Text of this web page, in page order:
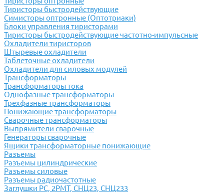
Тиристоры быстродействующие
Симисторы оптронные (Оптотриаки)
Блоки управления тиристорами
Тиристоры быстродействующие частотно-импульсные
Охладители тиристоров
Штыревые охладители
Таблеточные охладители
Охладители для силовых модулей
Трансформаторы
Трансформаторы тока
Однофазные трансформаторы
Трехфазные трансформаторы
Понижающие трансформаторы
Сварочные трансформаторы
Выпрямители сварочные
Генераторы сварочные
Ящики трансформаторные понижающие
Разъемы
Разъемы цилиндрические
Разъемы силовые
Разъемы радиочастотные
Заглушки РС, 2РМТ, СНЦ23, СНЦ233